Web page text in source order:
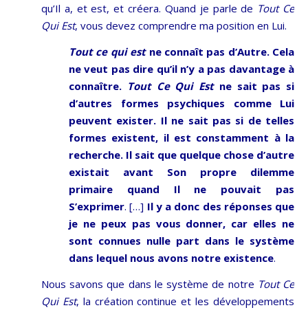
qu’Il a, et est, et créera. Quand je parle de Tout Ce
Qui Est, vous devez comprendre ma position en Lui.
Tout ce qui estne connaît pas d’Autre. Cela
ne veut pas dire qu’il n’y a pas davantage à
connaître. Tout Ce Qui Estne sait pas si
d’autres formes psychiques comme Lui
peuvent exister. Il ne sait pas si de telles
formes existent, il est constamment à la
recherche. Il sait que quelque chose d’autre
existait avant Son propre dilemme
primaire quand Il ne pouvait pas
S’exprimer. […] Il y a donc des réponses que
je ne peux pas vous donner, car elles ne
sont connues nulle part dans le système
dans lequel nous avons notre existence.
Nous savons que dans le système de notre Tout Ce
Qui Est, la création continue et les développements